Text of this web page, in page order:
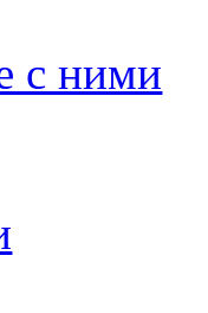
с ними